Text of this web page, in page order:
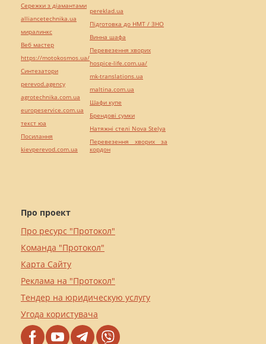
Про проект
Про ресурс "Протокол"
Команда "Протокол"
Карта Сайту
Реклама на "Протокол"
Тендер на юридическую услугу
Угода користувача
Сережки з діамантами
alliancetechnika.ua
миралинкс
Веб мастер
https://motokosmos.ua/
Синтезатори
perevod.agency
agrotechnika.com.ua
europeservice.com.ua
текст юа
Посилання
kievperevod.com.ua
pereklad.ua
Підготовка до НМТ / ЗНО
Винна шафа
Перевезення хворих
hospice-life.com.ua/
mk-translations.ua
maltina.com.ua
Шафи купе
Брендові сумки
Натяжні стелі Nova Stelya
Перевезення хворих за
кордон